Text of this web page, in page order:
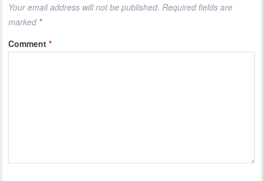
Your email address will not be published. Required fields are
marked *
Comment*